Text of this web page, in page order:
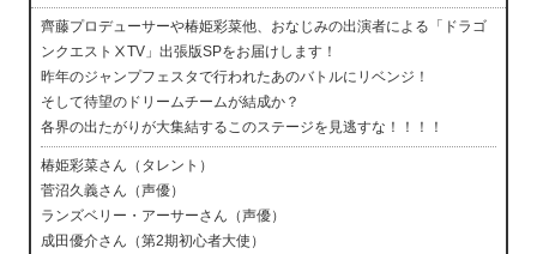
齊藤プロデューサーや椿姫彩菜他、おなじみの出演者による「ドラゴ
ンクエストⅩTV」出張版SPをお届けします！
昨年のジャンプフェスタで行われたあのバトルにリベンジ！
そして待望のドリームチームが結成か？
各界の出たがりが大集結するこのステージを見逃すな！！！！
椿姫彩菜さん（タレント）
菅沼久義さん（声優）
ランズベリー・アーサーさん（声優）
成田優介さん（第2期初心者大使）